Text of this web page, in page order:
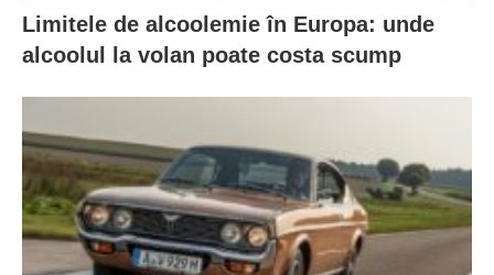
Limitele de alcoolemie în Europa: unde
alcoolul la volan poate costa scump